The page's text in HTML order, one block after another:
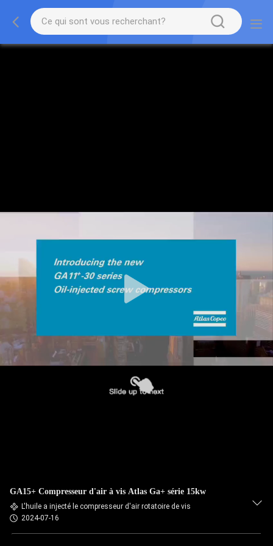
GA15+ Compresseur d'air à vis Atlas Ga+ série 15kw
L'huile a injecté le compresseur d'air rotatoire de vis
2024-07-16